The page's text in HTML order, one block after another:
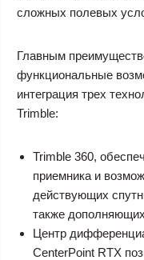
сложных полевых
Главным
функциональные
интеграция трех
Trimble:
Trimble 360,
приемника и
действующих
также
Центр
CenterPoint RTX